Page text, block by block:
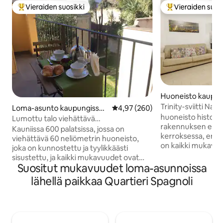
Vieraiden suosikkien parhaimmistoa
Vieraiden suosikki
Loma-asunto kaupungissa
Napoli
Keskimääräinen arvio 4,97/5,
4,97 (260)
Lumottu talo viehättävä
keskustassa@chiaia
Kauniissa 600 palatsissa, jossa on
viehättävä 60 neliömetrin huoneisto,
joka on kunnostettu ja tyylikkäästi
sisustettu, ja kaikki mukavuudet ovat
valoisia ja hiljaisia. Ihana parveke, jolta on
näkymät Castel Sant'Elmon
viheralueelle. Aseta Napolin
Vieraiden
Vieraiden
Huoneisto
oli
Trinity-sviitti
huoneisto
rakennuksen
kerroksessa,
on kaikki
erinomainen
Amalfin rannikon
metriä
Suositut mukavuudet loma-asunnoissa
lähellä paikkaa Quartieri Spagnoli